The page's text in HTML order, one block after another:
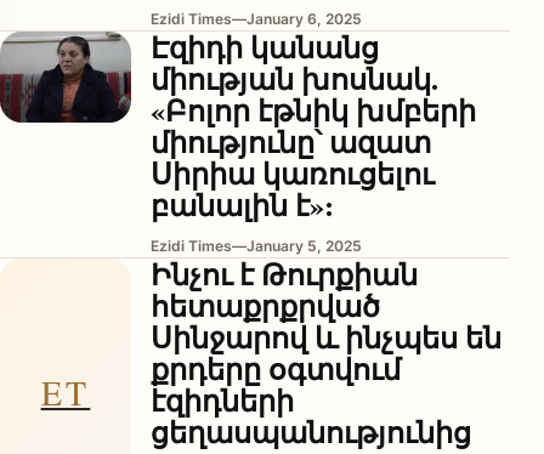
Ezidi Times—January 6, 2025
Էզիդի կանանց
միության խոսնակ.
«Բոլոր էթնիկ խմբերի
միությունը՝ ազատ
Սիրիա կառուցելու
բանալին է»:
Ezidi Times—January 5, 2025
ET
Ինչու է Թուրքիան
հետաքրքրված
Սինջարով և ինչպես են
քրդերը օգտվում
էզիդների
ցեղասպանությունից